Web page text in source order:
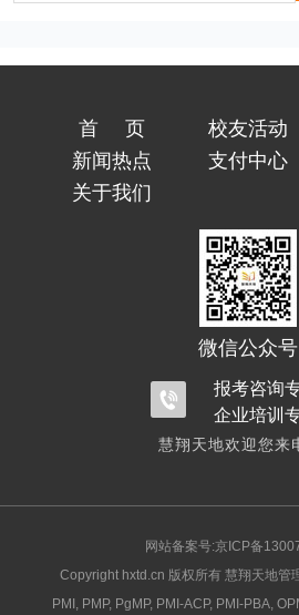
首页 校友活动
新闻热点
支付中心
关于我们
微信公众号
报考咨询
企业培训
慧翔天地欢迎您来
网站备案号:京ICP备
Copyright hxtd.cn 版权所有 慧翔天地管
PMI, PMP, PgMP, PMI-ACP, PMI-PBA,